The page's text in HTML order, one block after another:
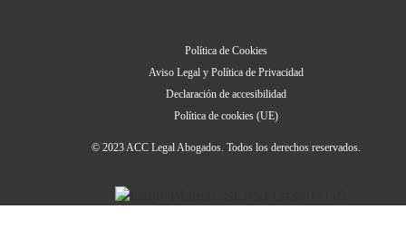
Política de Cookies
Aviso Legal y Política de Privacidad
Declaración de accesibilidad
Política de cookies (UE)
© 2023 ACC Legal Abogados. Todos los derechos reservados.